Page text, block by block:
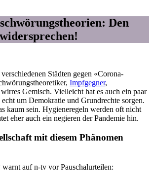
Den
Städten gegen «Corona-
Impfgegner,
Gemisch. Vielleicht hat es auch ein paar
um Demokratie und Grundrechte sorgen.
kaum sein. Hygieneregeln werden oft nicht
eher auch ein negieren der Pandemie hin.
mit diesem Phänomen
auf n-tv vor Pauschalurteilen: